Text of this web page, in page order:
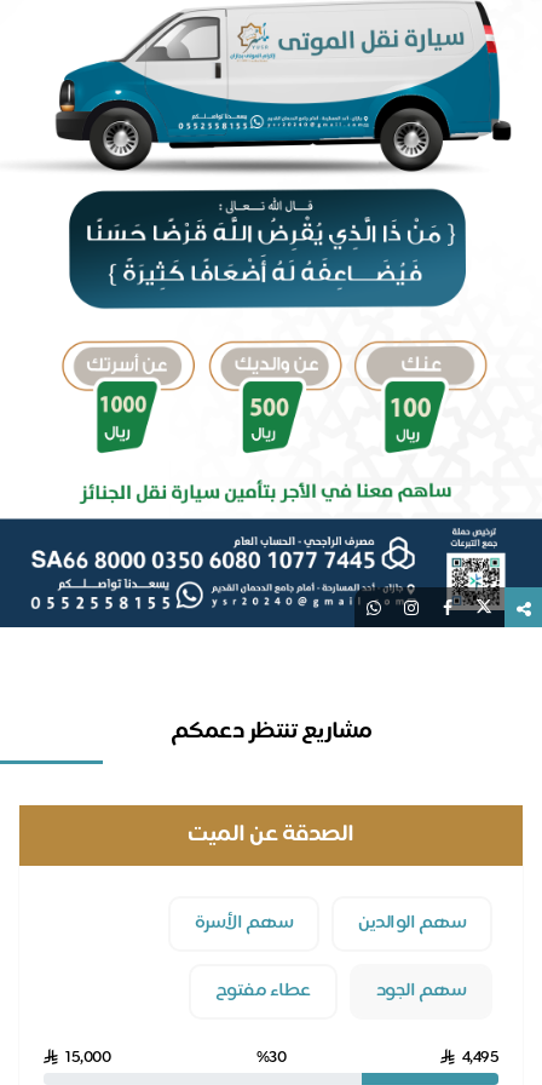
مشاريع تنتظر دعمكم
الصدقة عن الميت
سهم الوالدين سهم الأسرة
سهم الجود عطاء مفتوح
4,495
15,000